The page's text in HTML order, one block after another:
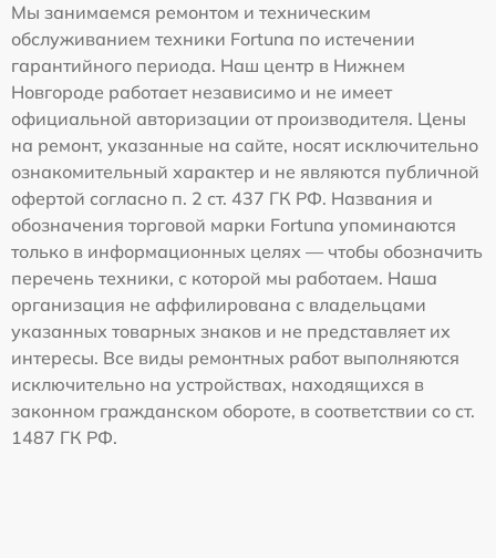
Мы занимаемся ремонтом и техническим
обслуживанием техники Fortuna по истечении
гарантийного периода. Наш центр в Нижнем
Новгороде работает независимо и не имеет
официальной авторизации от производителя. Цены
на ремонт, указанные на сайте, носят исключительно
ознакомительный характер и не являются публичной
офертой согласно п. 2 ст. 437 ГК РФ. Названия и
обозначения торговой марки Fortuna упоминаются
только в информационных целях — чтобы обозначить
перечень техники, с которой мы работаем. Наша
организация не аффилирована с владельцами
указанных товарных знаков и не представляет их
интересы. Все виды ремонтных работ выполняются
исключительно на устройствах, находящихся в
законном гражданском обороте, в соответствии со ст.
1487 ГК РФ.